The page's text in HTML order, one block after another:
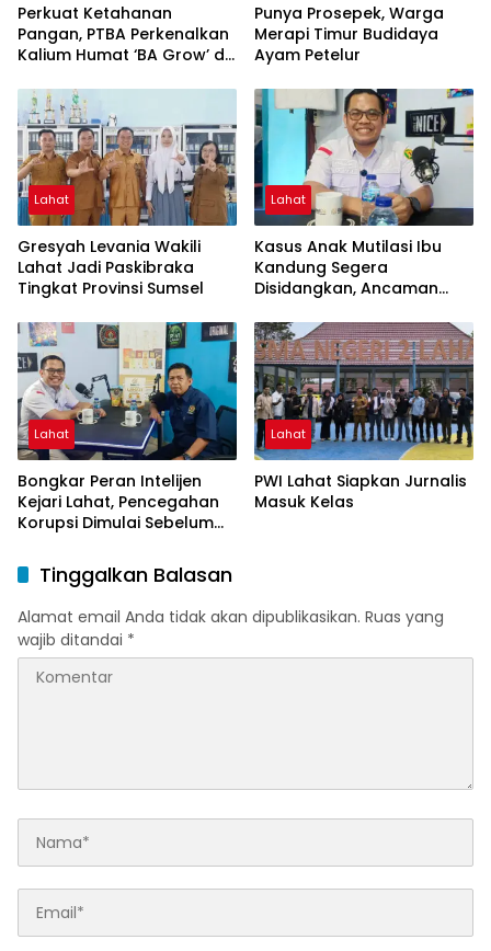
Perkuat Ketahanan
Pangan, PTBA Perkenalkan
Kalium Humat ‘BA Grow’ di
Punya Prosepek, Warga
Merapi Timur Budidaya
Ayam Petelur
Lahat
Gresyah Levania Wakili
Lahat Jadi Paskibraka
Tingkat Provinsi Sumsel
Lahat
Kasus Anak Mutilasi Ibu
Kandung Segera
Disidangkan, Ancaman
Lahat
Bongkar Peran Intelijen
Kejari Lahat, Pencegahan
Korupsi Dimulai Sebelum
Lahat
PWI Lahat Siapkan Jurnalis
Masuk Kelas
Tinggalkan Balasan
Alamat email Anda tidak akan dipublikasikan. Ruas yang
wajib ditandai *